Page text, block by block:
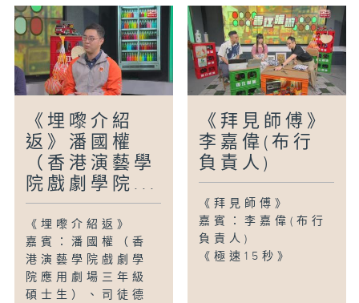
《埋嚟介紹
返》潘國權
（香港演藝學
院戲劇學院...
《埋嚟介紹返》
嘉賓：潘國權（香
港演藝學院戲劇學
院應用劇場三年級
碩士生）、司徒德
《拜見師傅》
李嘉偉(布行
負責人)
《拜見師傅》
嘉賓：李嘉偉(布行
負責人)
《極速15秒》